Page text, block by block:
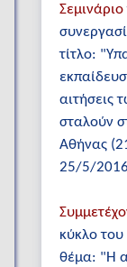
Σεμινάριο
τίτλο:
αιτήσεις
σταλούν
Αθήνας
25/5/
κύκλο
θέμα: "Η